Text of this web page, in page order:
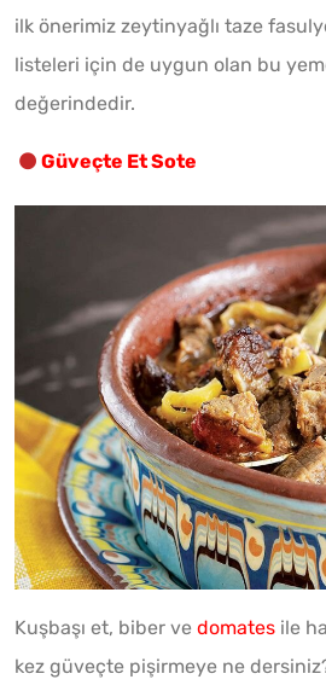
ilk önerimiz zeytinyağlı taze
listeleri için de uygun olan bu
değerindedir.
Güveçte Et Sote
Kuşbaşı et, biber ve domates ile
kez güveçte pişirmeye ne